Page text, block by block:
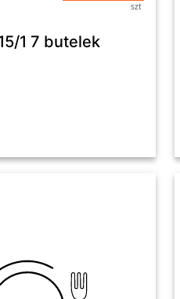
szt
1 7 butelek